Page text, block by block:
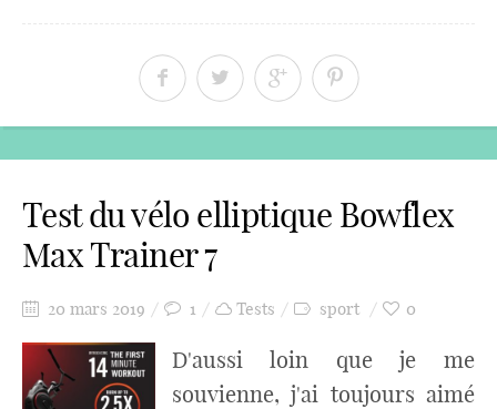
Test du vélo elliptique Bowflex
Max Trainer 7
20 mars 2019 1 Tests sport 0
D'aussi loin que je me
souvienne, j'ai toujours aimé